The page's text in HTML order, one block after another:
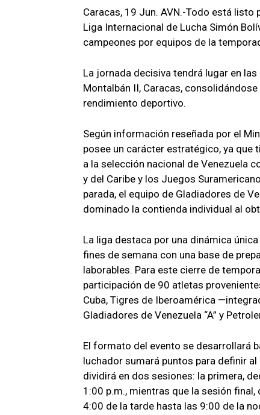
Caracas, 19 Jun. AVN.-Todo está
Liga Internacional de Lucha Simón
campeones por equipos de la
La jornada decisiva tendrá lugar en
Montalbán II, Caracas,
rendimiento deportivo.
Según información reseñada por el
posee un carácter estratégico, ya que
a la selección nacional de Venezuela
y del Caribe y los Juegos
parada, el equipo de Gladiadores de
dominado la contienda individual al
La liga destaca por una dinámica
fines de semana con una base de
laborables. Para este cierre de
participación de 90 atletas
Cuba, Tigres de Iberoamérica
Gladiadores de Venezuela “A” y
El formato del evento se desarrollará
luchador sumará puntos para definir
dividirá en dos sesiones: la primera,
1:00 p.m., mientras que la sesión
4:00 de la tarde hasta las 9:00 de la